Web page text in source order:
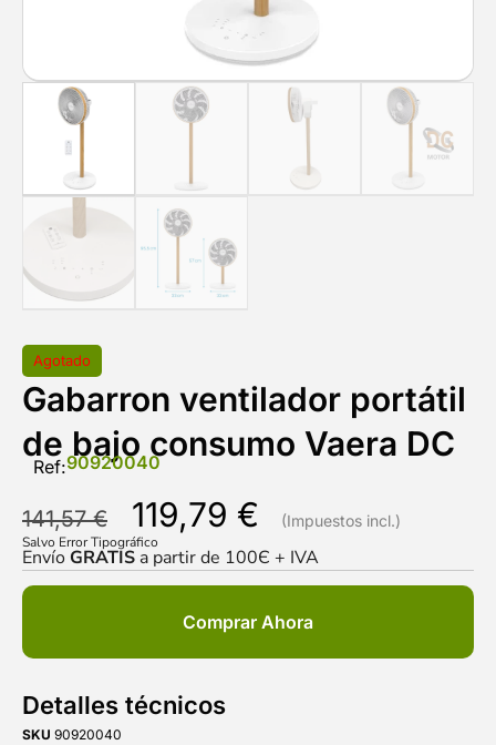
Agotado
Gabarron ventilador portátil
de bajo consumo Vaera DC
Ref:90920040
141,57€ 119,79 €
Salvo Error Tipográfico
EnvíoGRATIS a partir de 100Є + IVA
Comprar Ahora
Detalles técnicos
SKU 90920040